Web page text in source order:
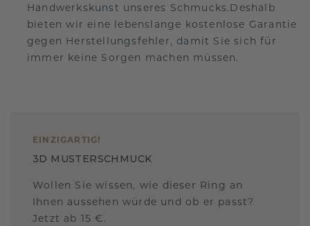
Handwerkskunst unseres Schmucks.Deshalb
bieten wir eine lebenslange kostenlose Garantie
gegen Herstellungsfehler, damit Sie sich für
immer keine Sorgen machen müssen.
EINZIGARTIG !
3D MUSTERSCHMUCK
Wollen Sie wissen, wie dieser Ring an
Ihnen aussehen würde und ob er passt?
Jetzt ab 15 €.